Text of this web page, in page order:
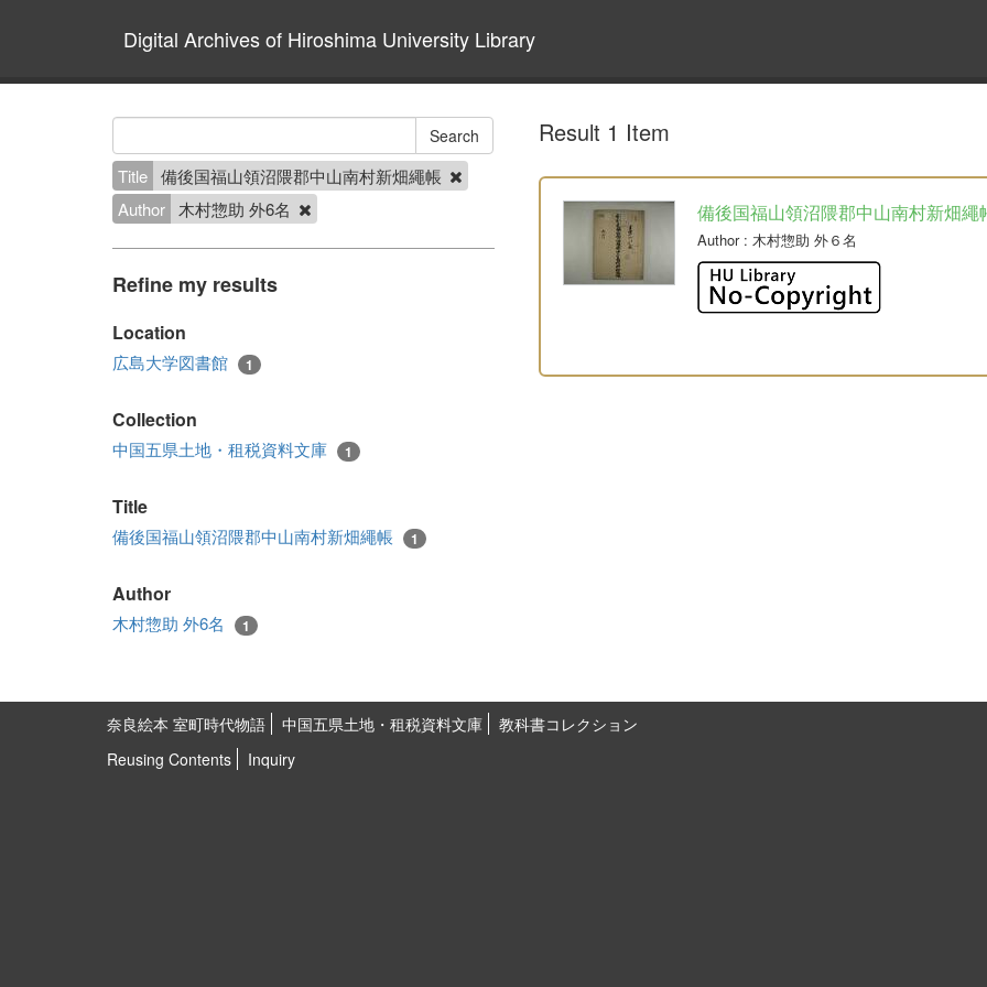
Digital Archives of Hiroshima University Library
Title 備後国福山領沼隈郡中山南村新畑繩帳
Author
木村惣助 外6名
Refine my results
Location
広島大学図書館 1
Collection
中国五県土地・租税資料文庫 1
Title
備後国福山領沼隈郡中山南村新畑繩帳 1
Author
木村惣助 外6名 1
Result 1 Item
備後国福山領沼隈郡中山南村新畑繩
Author: 木村惣助 外６名
奈良絵本 室町時代物語 中国五県土地・租税資料文庫
教科書コレクション
Reusing Contents
Inquiry